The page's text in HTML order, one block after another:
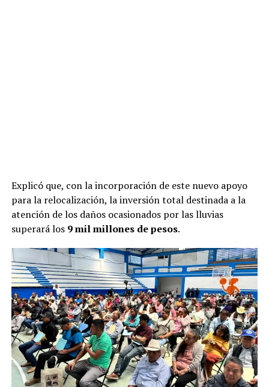
Explicó que, con la incorporación de este nuevo apoyo
para la relocalización, la inversión total destinada a la
atención de los daños ocasionados por las lluvias
superará los 9 mil millones de pesos.